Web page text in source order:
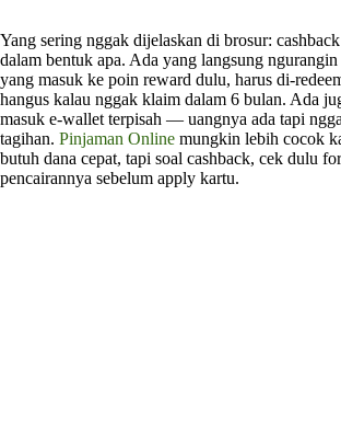
Yang sering nggak dijelaskan di brosur:
dalam bentuk apa. Ada yang langsung
yang masuk ke poin reward dulu, harus di-
hangus kalau nggak klaim dalam 6 bulan. Ada
masuk e-wallet terpisah — uangnya ada tapi
tagihan. Pinjaman Online mungkin lebih cocok
butuh dana cepat, tapi soal cashback, cek dulu
pencairannya sebelum apply kartu.